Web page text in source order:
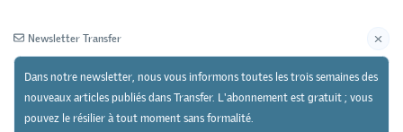
Newsletter Archives
Newsletter Transfer
Dans notre newsletter, nous vous informons toutes les trois semaines des
nouveaux articles publiés dans Transfer. L'abonnement est gratuit ; vous
pouvez le résilier à tout moment sans formalité.